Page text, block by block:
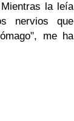
Mientras la leía
nervios que
me ha